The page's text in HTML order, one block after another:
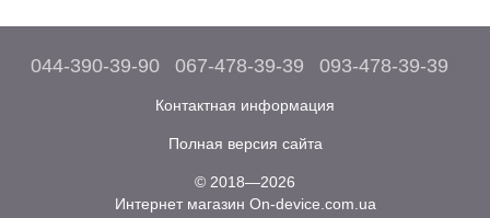
044-390-39-90 067-478-39-39 093-478-39-39
Контактная информация
Полная версия сайта
© 2018—2026
Интернет магазин On-device.com.ua